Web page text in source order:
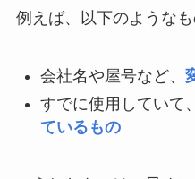
例えば、以下のようなも
会社名や屋号など、
すでに使用していて
ているもの